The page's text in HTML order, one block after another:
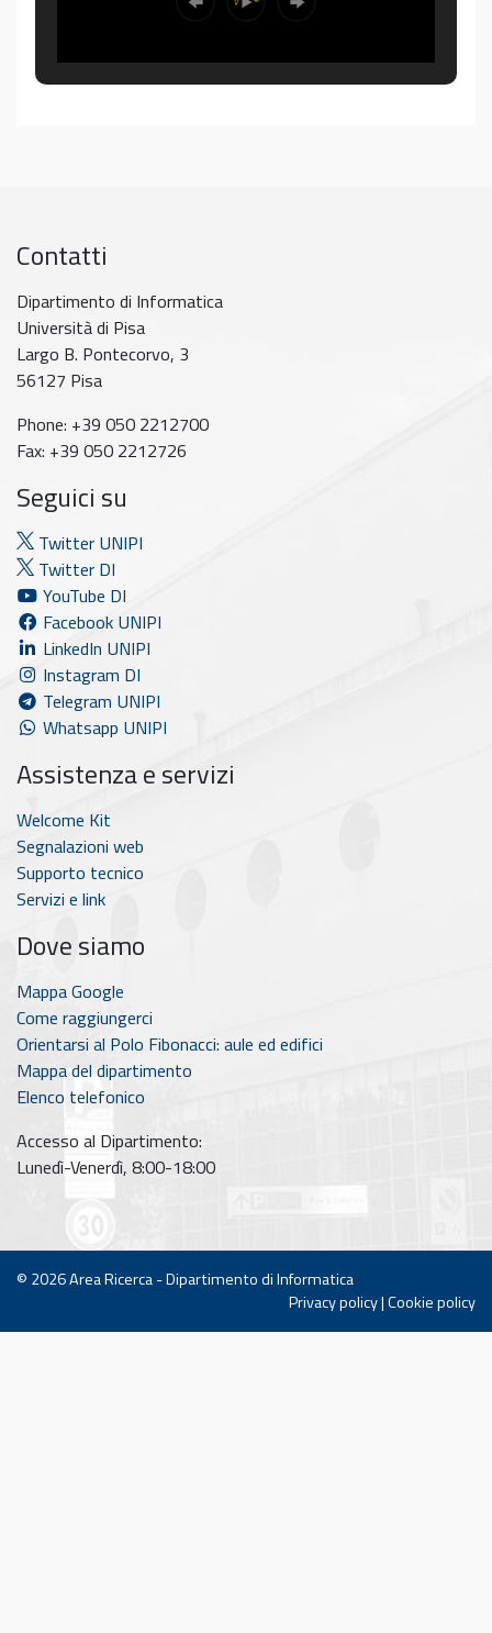
Contatti
Dipartimento di Informatica
Università di Pisa
Largo B. Pontecorvo, 3
56127 Pisa
Phone: +39 050 2212700
Fax: +39 050 2212726
Seguici su
Twitter UNIPI
Twitter DI
YouTube DI
Facebook UNIPI
LinkedIn UNIPI
Instagram DI
Telegram UNIPI
Whatsapp UNIPI
Assistenza e servizi
Welcome Kit
Segnalazioni web
Supporto tecnico
Servizi e link
Dove siamo
Mappa Google
Come raggiungerci
Orientarsi al Polo Fibonacci: aule ed edifici
Mappa del dipartimento
Elenco telefonico
Accesso al Dipartimento:
Lunedì-Venerdì, 8:00-18:00
© 2026Area Ricerca - Dipartimento di Informatica
Privacy policy|Cookie policy